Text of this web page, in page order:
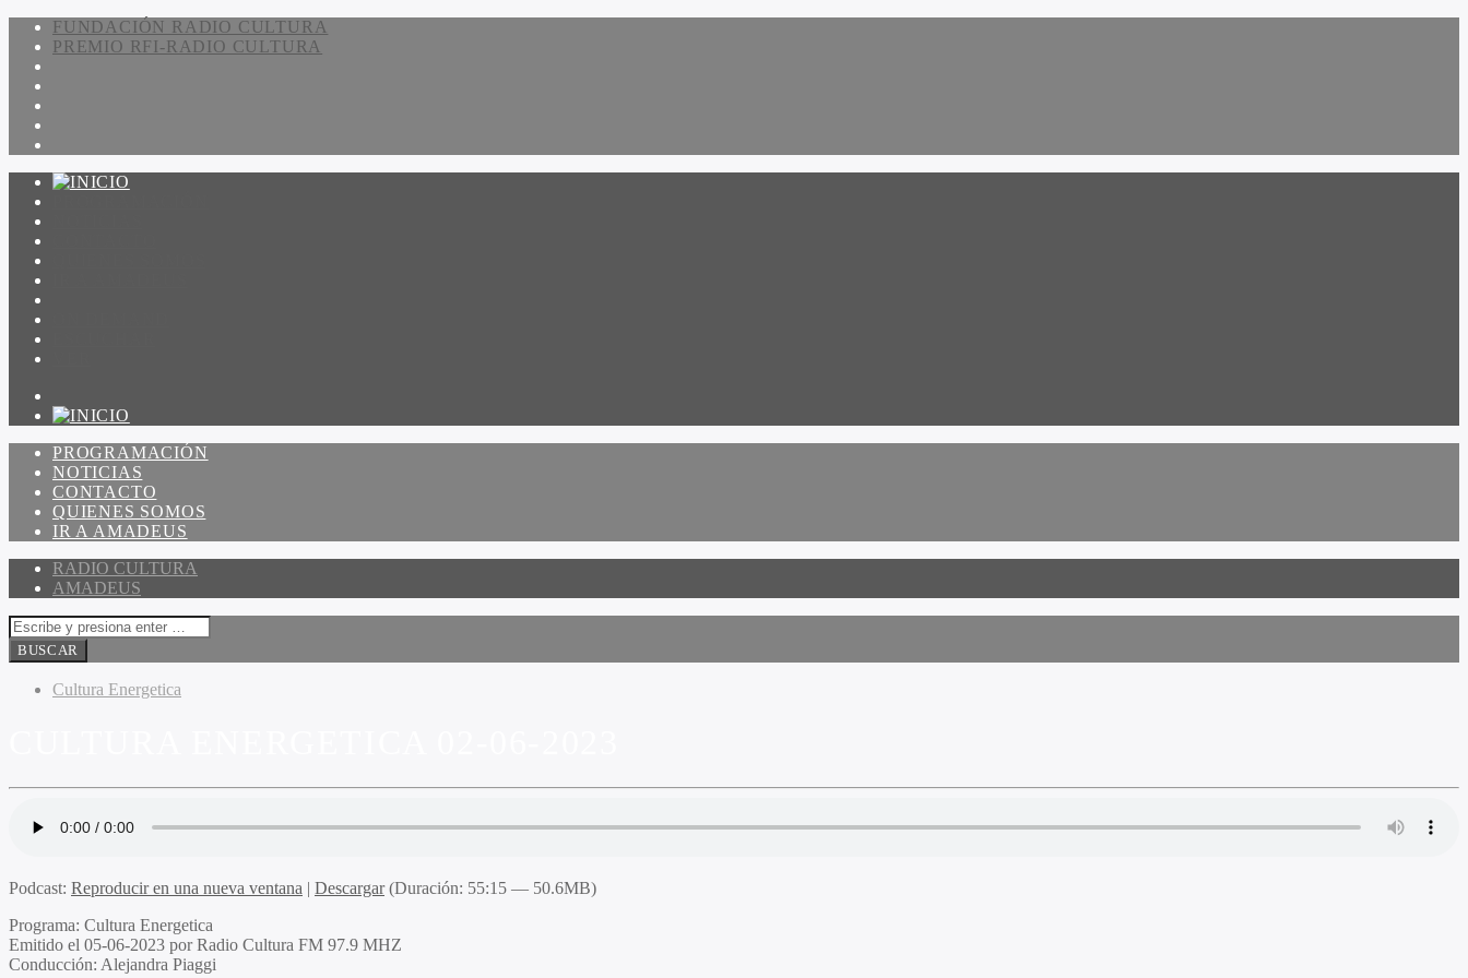
FUNDACIÓN RADIO CULTURA
PREMIO RFI-RADIO CULTURA
PROGRAMACIÓN
NOTICIAS
CONTACTO
QUIENES SOMOS
IR A AMADEUS
RADIO CULTURA
AMADEUS
Cultura Energetica
Podcast: Reproducir en una nueva ventana | Descargar(Duración: 55:15 — 50.6MB)
Programa: Cultura Energetica
Emitido el 05-06-2023 por Radio Cultura FM 97.9 MHZ
Conducción: Alejandra Piaggi